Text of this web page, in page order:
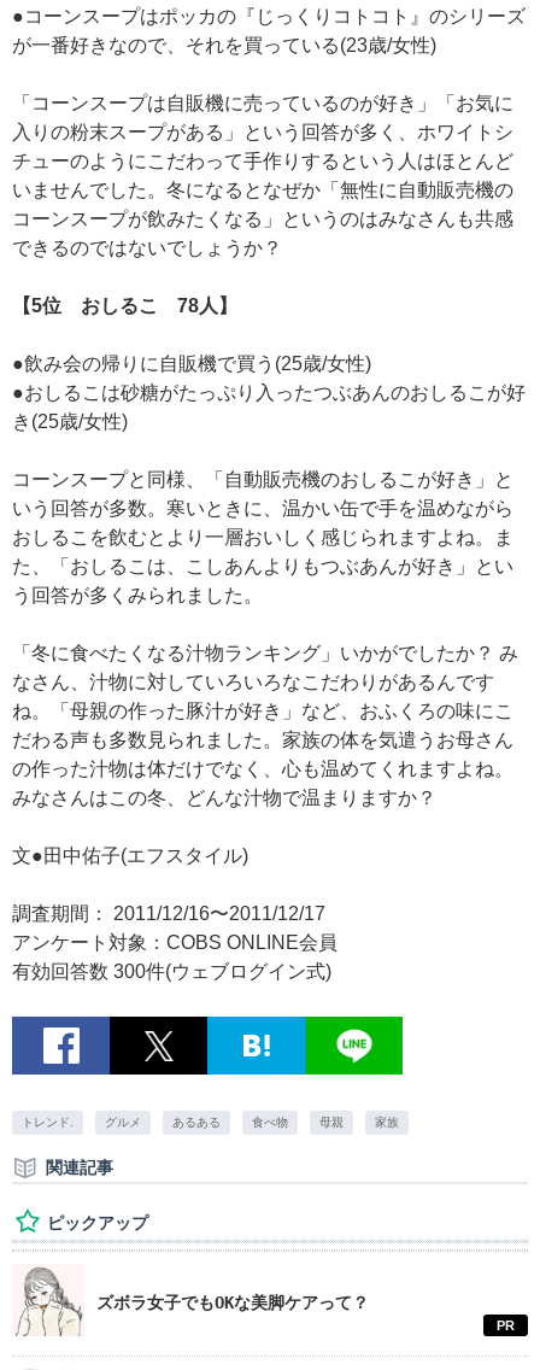
●コーンスープはポッカの『じっくりコトコト』のシリーズ
が一番好きなので、それを買っている(23歳/女性)
「コーンスープは自販機に売っているのが好き」「お気に
入りの粉末スープがある」という回答が多く、ホワイトシ
チューのようにこだわって手作りするという人はほとんど
いませんでした。冬になるとなぜか「無性に自動販売機の
コーンスープが飲みたくなる」というのはみなさんも共感
できるのではないでしょうか？
【5位 おしるこ 78人】
●飲み会の帰りに自販機で買う(25歳/女性)
●おしるこは砂糖がたっぷり入ったつぶあんのおしるこが好
き(25歳/女性)
コーンスープと同様、「自動販売機のおしるこが好き」と
いう回答が多数。寒いときに、温かい缶で手を温めながら
おしるこを飲むとより一層おいしく感じられますよね。ま
た、「おしるこは、こしあんよりもつぶあんが好き」とい
う回答が多くみられました。
「冬に食べたくなる汁物ランキング」いかがでしたか？ み
なさん、汁物に対していろいろなこだわりがあるんです
ね。「母親の作った豚汁が好き」など、おふくろの味にこ
だわる声も多数見られました。家族の体を気遣うお母さん
の作った汁物は体だけでなく、心も温めてくれますよね。
みなさんはこの冬、どんな汁物で温まりますか？
文●田中佑子(エフスタイル)
調査期間： 2011/12/16〜2011/12/17
アンケート対象：COBS ONLINE会員
有効回答数 300件(ウェブログイン式)
トレンド. グルメ あるある 食べ物 母親 家族
関連記事
ピックアップ
ズボラ女子でもOKな美脚ケアって？
PR